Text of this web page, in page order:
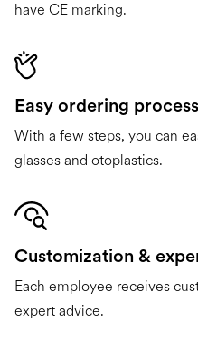
have CE marking.
Easy ordering process
With a few steps, you can
glasses and otoplastics.
Customization &
Each employee receives
expert advice.